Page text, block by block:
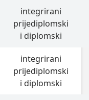
integrirani
prijediplomski
i diplomski
integrirani
prijediplomski
i diplomski